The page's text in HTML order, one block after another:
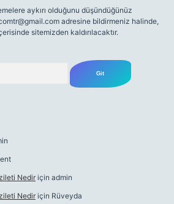
aykırı olduğunu düşündüğünüz
adresine bildirmeniz halinde,
sitemizden kaldırılacaktır.
Nedir için admin
Nedir için Rüveyda